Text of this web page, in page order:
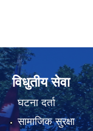
विधुतीय सेवा
घटना दर्ता
सामाजिक सुरक्षा